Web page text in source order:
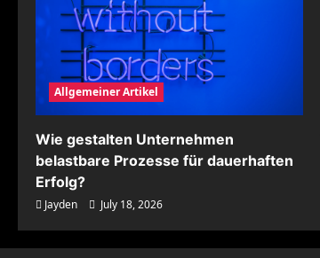
Allgemeiner Artikel
Wie gestalten Unternehmen
belastbare Prozesse für dauerhaften
Erfolg?
Jayden July 18, 2026